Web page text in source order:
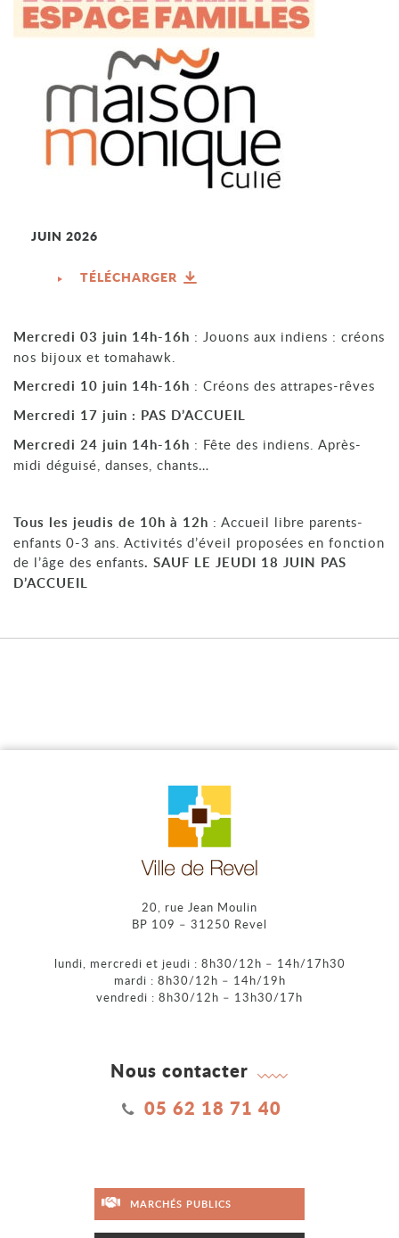
JUIN 2026
TÉLÉCHARGER
Mercredi 03 juin 14h-16h : Jouons aux indiens : créons
nos bijoux et tomahawk.
Mercredi 10 juin 14h-16h : Créons des attrapes-rêves
Mercredi 17 juin : PAS D’ACCUEIL
Mercredi 24 juin 14h-16h : Fête des indiens. Après-
midi déguisé, danses, chants…
Tous les jeudis de 10h à 12h : Accueil libre parents-
enfants 0-3 ans. Activités d’éveil proposées en fonction
de l’âge des enfants. SAUF LE JEUDI 18 JUIN PAS
D’ACCUEIL
20, rue Jean Moulin
BP 109 – 31250 Revel
lundi, mercredi et jeudi : 8h30/12h – 14h/17h30
mardi : 8h30/12h – 14h/19h
vendredi : 8h30/12h – 13h30/17h
Nous contacter
05 62 18 71 40
MARCHÉS PUBLICS